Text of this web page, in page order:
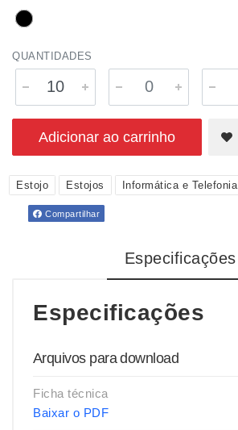
QUANTIDADES
Adicionar ao carrinho
Estojo Estojos Informática e Telefonia
Compartilhar
Especificações
Especificações
Arquivos para download
Ficha técnica
Baixar o PDF